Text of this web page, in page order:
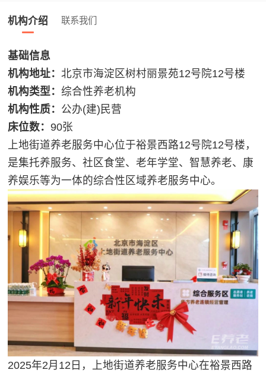
机构介绍 联系我们
基础信息
机构地址：北京市海淀区树村丽景苑12号院12号楼
机构类型：综合性养老机构
机构性质： 公办(建)民营
床位数：90张
上地街道养老服务中心位于裕景西路12号院12号楼，
是集托养服务、社区食堂、老年学堂、智慧养老、康
养娱乐等为一体的综合性区域养老服务中心。
2025年2月12日，上地街道养老服务中心在裕景西路